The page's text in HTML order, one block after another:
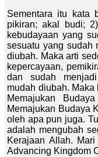
Sementara itu kata
pikiran; akal budi;
kebudayaan yang
sesuatu yang sudah
diubah. Maka arti
kepercayaan,
dan sudah
mudah diubah.
Memajukan
Memajukan Budaya
oleh apa pun juga.
adalah mengubah
Kerajaan Allah.
Advancing Kingdom